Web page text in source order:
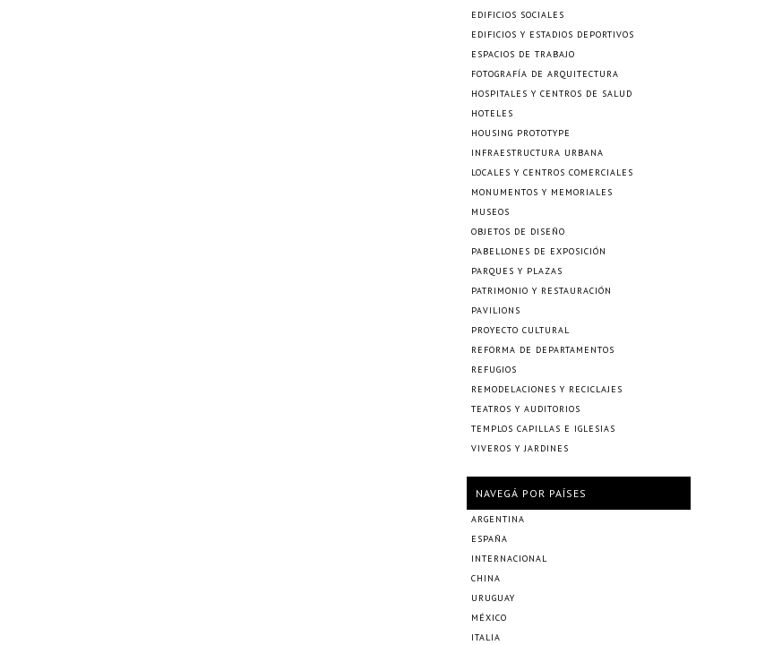
EDIFICIOS SOCIALES
EDIFICIOS Y ESTADIOS DEPORTIVOS
ESPACIOS DE TRABAJO
FOTOGRAFÍA DE ARQUITECTURA
HOSPITALES Y CENTROS DE SALUD
HOTELES
HOUSING PROTOTYPE
INFRAESTRUCTURA URBANA
LOCALES Y CENTROS COMERCIALES
MONUMENTOS Y MEMORIALES
MUSEOS
OBJETOS DE DISEÑO
PABELLONES DE EXPOSICIÓN
PARQUES Y PLAZAS
PATRIMONIO Y RESTAURACIÓN
PAVILIONS
PROYECTO CULTURAL
REFORMA DE DEPARTAMENTOS
REFUGIOS
REMODELACIONES Y RECICLAJES
TEATROS Y AUDITORIOS
TEMPLOS CAPILLAS E IGLESIAS
VIVEROS Y JARDINES
NAVEGÁ POR PAÍSES
ARGENTINA
ESPAÑA
INTERNACIONAL
CHINA
URUGUAY
MÉXICO
ITALIA